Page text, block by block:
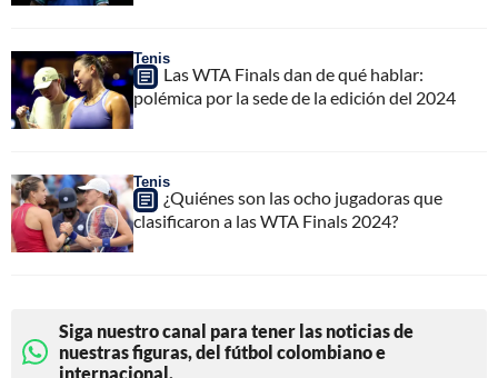
Tenis
Las WTA Finals dan de qué hablar:
polémica por la sede de la edición del 2024
Tenis
¿Quiénes son las ocho jugadoras que
clasificaron a las WTA Finals 2024?
Siga nuestro canal para tener las noticias de
nuestras figuras, del fútbol colombiano e
internacional.